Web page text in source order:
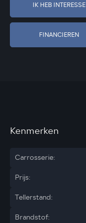
IK HEB INTERESSE
FINANCIEREN
Kenmerken
Carrosserie:
Prijs:
Tellerstand:
Brandstof: